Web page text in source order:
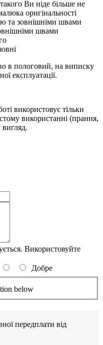
Ви ніде більше не
оригінальності
та зовнішніми швами
швами
в пологовий, на виписку
експлуатації.
використовує тільки
використанні (прання,
вигляд.
Використовуйте
Добре
below
передплати від